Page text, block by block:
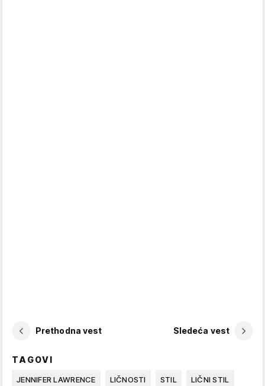
Prethodna vest Sledeća vest
TAGOVI
JENNIFER LAWRENCE LIČNOSTI STIL LIČNI STIL